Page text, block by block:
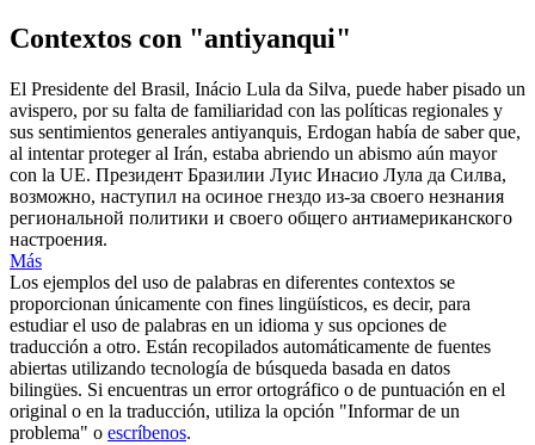
Contextos con "antiyanqui"
El Presidente del Brasil, Inácio Lula da Silva, puede haber pisado un
avispero, por su falta de familiaridad con las políticas regionales y
sus sentimientos generales antiyanquis, Erdogan había de saber que,
al intentar proteger al Irán, estaba abriendo un abismo aún mayor
con la UE. Президент Бразилии Луис Инасио Лула да Силва,
возможно, наступил на осиное гнездо из-за своего незнания
региональной политики и своего общего антиамериканского
настроения.
Más
Los ejemplos del uso de palabras en diferentes contextos se
proporcionan únicamente con fines lingüísticos, es decir, para
estudiar el uso de palabras en un idioma y sus opciones de
traducción a otro. Están recopilados automáticamente de fuentes
abiertas utilizando tecnología de búsqueda basada en datos
bilingües. Si encuentras un error ortográfico o de puntuación en el
original o en la traducción, utiliza la opción "Informar de un
problema" o escríbenos.